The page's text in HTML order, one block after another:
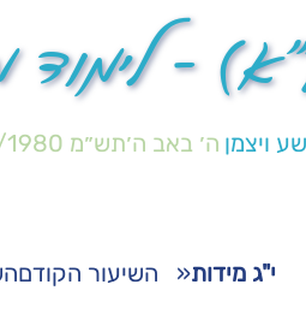
– לימוד
ויצמן ה׳ באב ה׳תש״מ
י"ג מידות« השיעור הקודם